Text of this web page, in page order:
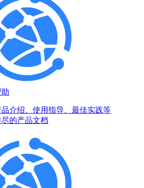
介绍、使用指导、最佳实践等
的产品文档